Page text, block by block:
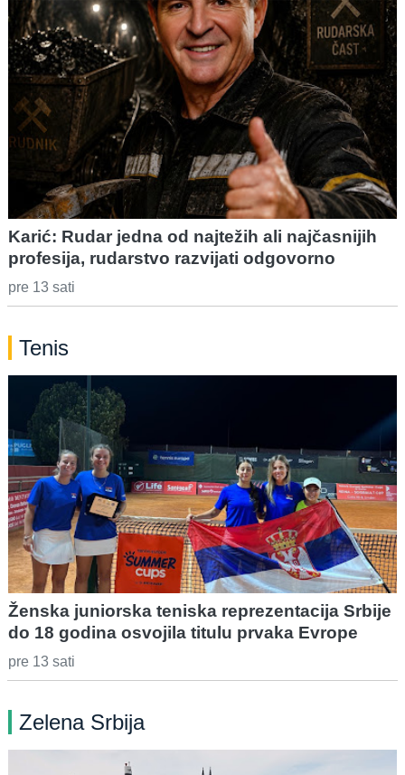
Karić: Rudar jedna od najtežih ali najčasnijih
profesija, rudarstvo razvijati odgovorno
pre 13 sati
Tenis
Ženska juniorska teniska reprezentacija Srbije
do 18 godina osvojila titulu prvaka Evrope
pre 13 sati
Zelena Srbija